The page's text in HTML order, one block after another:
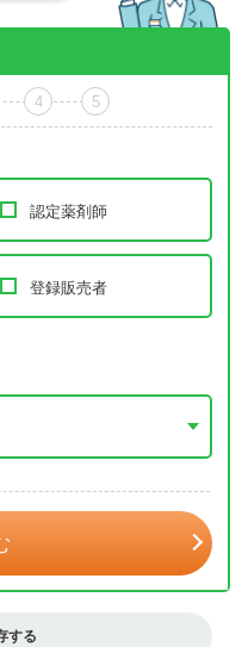
4 5
認定薬剤師
登録販売者
する